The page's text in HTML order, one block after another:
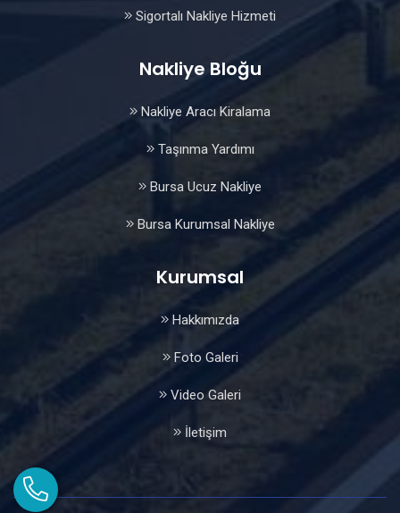
Sigortalı Nakliye Hizmeti
Nakliye Bloğu
Nakliye Aracı Kiralama
Taşınma Yardımı
Bursa Ucuz Nakliye
Bursa Kurumsal Nakliye
Kurumsal
Hakkımızda
Foto Galeri
Video Galeri
İletişim